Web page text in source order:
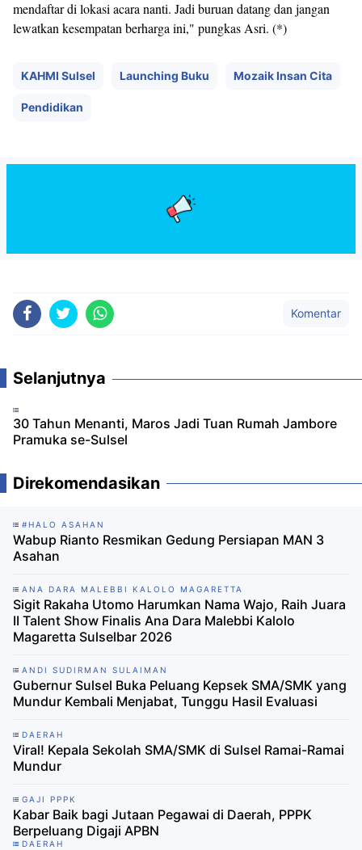
mendaftar di lokasi acara nanti. Jadi buruan datang dan jangan
lewatkan kesempatan berharga ini," pungkas Asri. (*)
KAHMI Sulsel Launching Buku Mozaik Insan Cita
Pendidikan
Komentar
Selanjutnya
30 Tahun Menanti, Maros Jadi Tuan Rumah Jambore
Pramuka se-Sulsel
Direkomendasikan
#HALO ASAHAN
Wabup Rianto Resmikan Gedung Persiapan MAN 3
Asahan
ANA DARA MALEBBI KALOLO MAGARETTA
Sigit Rakaha Utomo Harumkan Nama Wajo, Raih Juara
II Talent Show Finalis Ana Dara Malebbi Kalolo
Magaretta Sulselbar 2026
ANDI SUDIRMAN SULAIMAN
Gubernur Sulsel Buka Peluang Kepsek SMA/SMK yang
Mundur Kembali Menjabat, Tunggu Hasil Evaluasi
DAERAH
Viral! Kepala Sekolah SMA/SMK di Sulsel Ramai-Ramai
Mundur
GAJI PPPK
Kabar Baik bagi Jutaan Pegawai di Daerah, PPPK
Berpeluang Digaji APBN
DAERAH